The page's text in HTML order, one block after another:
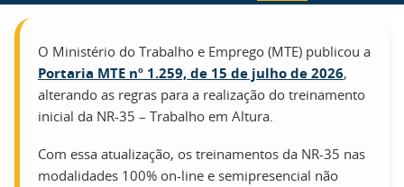
O Ministério do Trabalho e Emprego (MTE) publicou a
Portaria MTE nº 1.259, de 15 de julho de 2026,
alterando as regras para a realização do treinamento
inicial da NR-35 – Trabalho em Altura.
Com essa atualização, os treinamentos da NR-35 nas
modalidades 100% on-line e semipresencial não